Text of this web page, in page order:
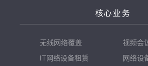
核心业务
无线网络覆盖
视频会
IT网络设备租赁
网络设